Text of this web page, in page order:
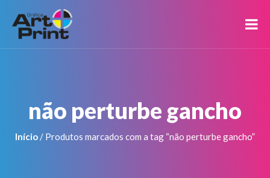
não perturbe gancho
Início / Produtos marcados com a tag “não perturbe gancho”